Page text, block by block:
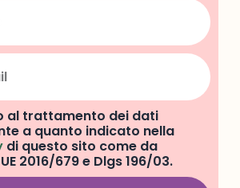
al trattamento dei dati
a quanto indicato nella
di questo sito come da
2016/679 e Dlgs 196/03.